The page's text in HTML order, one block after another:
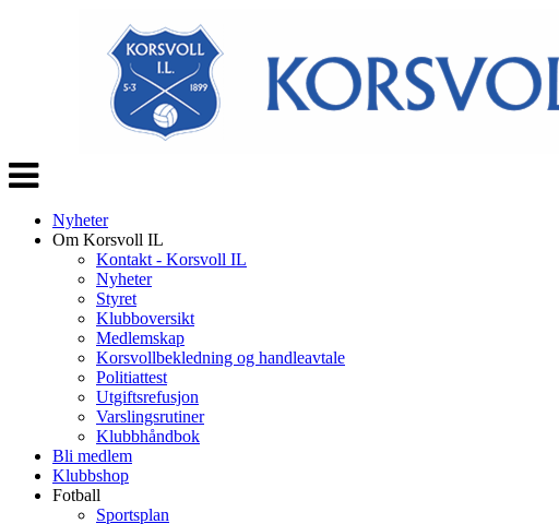
Veksle
navigasjon
Nyheter
Om Korsvoll IL
Kontakt - Korsvoll IL
Nyheter
Styret
Klubboversikt
Medlemskap
Korsvollbekledning og handleavtale
Politiattest
Utgiftsrefusjon
Varslingsrutiner
Klubbhåndbok
Bli medlem
Klubbshop
Fotball
Sportsplan